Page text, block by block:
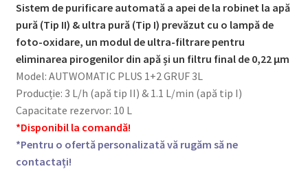
Sistem de purificare automată a apei de la robinet la apă
pură (Tip II) & ultra pură (Tip I) prevăzut cu o lampă de
foto-oxidare, un modul de ultra-filtrare pentru
eliminarea pirogenilor din apă și un filtru final de 0,22 μm
Model: AUTWOMATIC PLUS 1+2 GRUF 3L
Producție: 3 L/h (apă tip II) & 1.1 L/min (apă tip I)
Capacitate rezervor: 10 L
*Disponibil la comandă!
*Pentru o ofertă personalizată vă rugăm să ne
contactați!